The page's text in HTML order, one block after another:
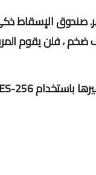
صندوق الإسقاط
ضخم ، فلن يقوم